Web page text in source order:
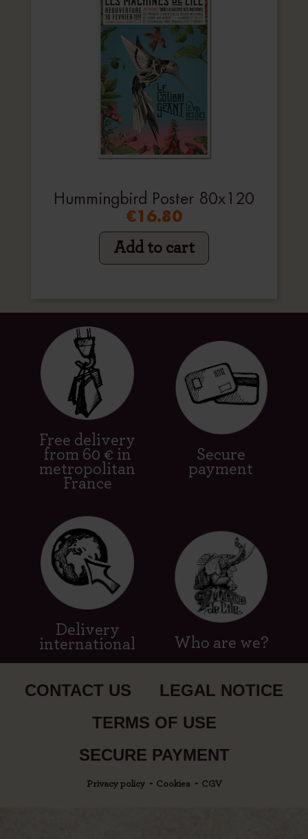
Hummingbird Poster 80x120
€16.80
Add to cart
Free delivery
from 60 € in
metropolitan
France
Secure
payment
Delivery
international
Who are we?
CONTACT US
LEGAL NOTICE
TERMS OF USE
SECURE PAYMENT
Privacy policy Cookies CGV